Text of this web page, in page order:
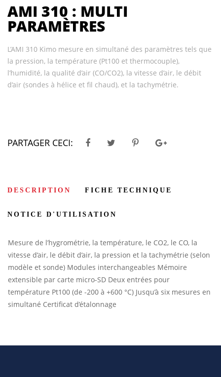
AMI 310 : MULTI
PARAMÈTRES
L’AMI 310 Kimo mesure en simultané des paramètres tels que
la pression, la température (Pt100 et thermocouple),
l’humidité, la qualité d’air (CO/CO2), la vitesse d’air, le débit
d’air (sondes à hélice et fil chaud), et la tachymétrie.
PARTAGER CECI:
DESCRIPTION FICHE TECHNIQUE
NOTICE D'UTILISATION
Mesure de l’hygrométrie, la température, le CO2, le CO, la
vitesse d’air, le débit d’air, la pression et la tachymétrie (selon
modèle et sonde) Modules interchangeables Mémoire
extensible par carte micro-SD Deux entrées pour
température Pt100 (de -200 à +600 °C) Jusqu’à six mesures en
simultané Certificat d’étalonnage